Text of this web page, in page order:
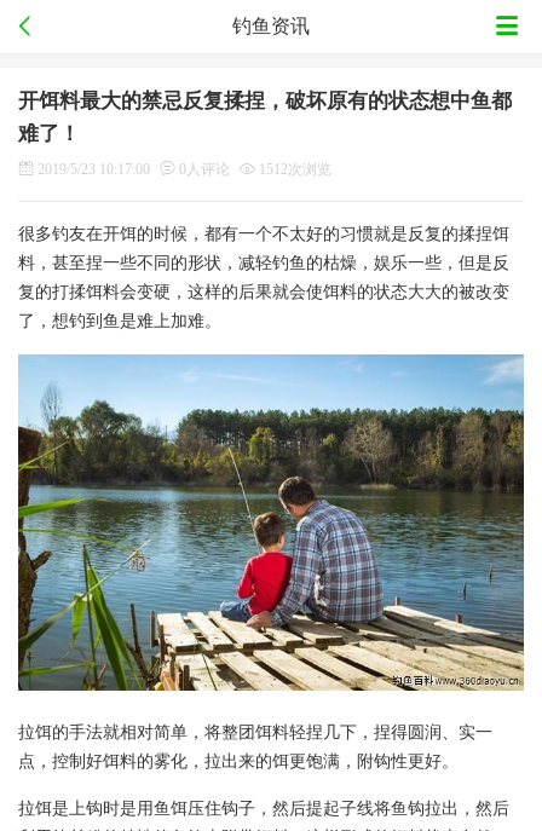
钓鱼资讯
开饵料最大的禁忌反复揉捏，破坏原有的状态想中鱼都
难了！
2019/5/23 10:17:00 0人评论 1512次浏览
很多钓友在开饵的时候，都有一个不太好的习惯就是反复的揉捏饵
料，甚至捏一些不同的形状，减轻钓鱼的枯燥，娱乐一些，但是反
复的打揉饵料会变硬，这样的后果就会使饵料的状态大大的被改变
了，想钓到鱼是难上加难。
拉饵的手法就相对简单，将整团饵料轻捏几下，捏得圆润、实一
点，控制好饵料的雾化，拉出来的饵更饱满，附钩性更好。
拉饵是上钩时是用鱼饵压住钩子，然后提起子线将鱼钩拉出，然后